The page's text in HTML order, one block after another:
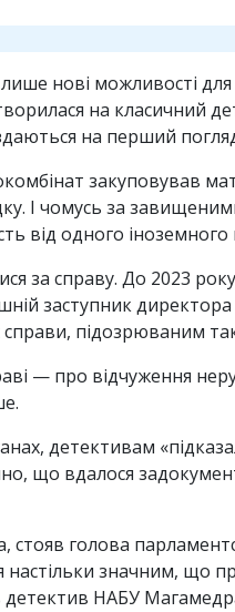
нові можливості
на
на перший
закуповував
І чомусь за
від одного
за справу. До 2023
заступник
підозрюваним так
— про відчуження
детективам
що вдалося
голова
настільки значним, що
НАБУ